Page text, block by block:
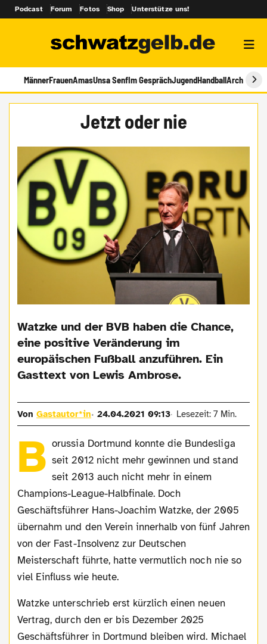
Podcast Forum Fotos Shop Unterstütze uns!
MännerFrauenAmasUnsa SenfIm GesprächJugendHandballArchiv
Jetzt oder nie
Watzke und der BVB haben die Chance,
eine positive Veränderung im
europäischen Fußball anzuführen. Ein
Gasttext von Lewis Ambrose.
VonGastautor*in 24.04.2021 09:13 Lesezeit: 7 Min.
B orussia Dortmund konnte die Bundesliga
seit 2012 nicht mehr gewinnen und stand
seit 2013 auch nicht mehr in einem
Champions-League-Halbfinale. Doch
Geschäftsführer Hans-Joachim Watzke, der 2005
übernahm und den Verein innerhalb von fünf Jahren
von der Fast-Insolvenz zur Deutschen
Meisterschaft führte, hatte vermutlich noch nie so
viel Einfluss wie heute.
Watzke unterschrieb erst kürzlich einen neuen
Vertrag, durch den er bis Dezember 2025
Geschäftsführer in Dortmund bleiben wird. Michael